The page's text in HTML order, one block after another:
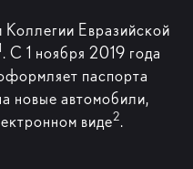
Коллегии Евразийской
. С 1 ноября 2019 года
паспорта
новые автомобили,
виде2.